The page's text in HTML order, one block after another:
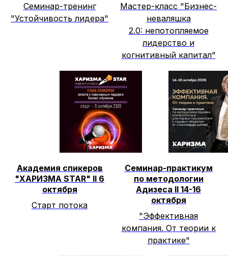
Семинар-тренинг
"Устойчивость лидера"
Мастер-класс "Бизнес-
неваляшка
2.0: непотопляемое
лидерство и
когнитивный капитал"
Академия спикеров
"ХАРИЗМА STAR" II 6
октября
Старт потока
Семинар-практикум
по методологии
Адизеса II 14-16
октября
"Эффективная
компания. От теории к
практике"